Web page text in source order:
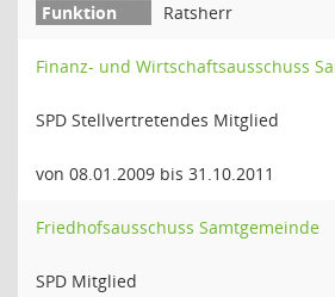
Ratsherr
Finanz- und Wirtschaftsausschuss
SPD Stellvertretendes Mitglied
von 08.01.2009 bis 31.10.2011
Friedhofsausschuss Samtgemeinde
SPD Mitglied